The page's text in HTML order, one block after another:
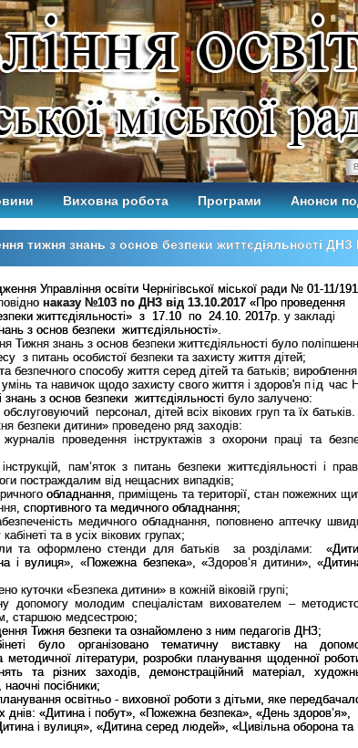
Виховна робота Програми Анонси
тижня знань з основ безпеки життєдіяльності
Управління освіти Чернігівської міської ради № 01-11/
наказу №103 по ДНЗ від 13.10.2017 «Про проведення
життєдіяльності» з 17.10 по 24.10. 2017р. у закладі
з основ безпеки життєдіяльності».
знань з основ безпеки життєдіяльності було
з питань особистої безпеки та захисту життя дітей;
безпечного способу життя серед дітей та батьків;
умінь та навичок щодо захисту свого життя і здоров'я під час
знань з основ безпеки життєдіяльності було залучено:
персонал, дітей всіх вікових груп та їх батьків.
безпеки дитини» проведено ряд заходів:
журналів проведення інструктажів з охорони праці та
пам’яток з питань безпеки життєдіяльності і
постраждалим від нещасних випадків;
обладнання, приміщень та території, стан пожежних
спортивного та медичного обладнання;
медичного обладнання, поповнено аптечку
та в усіх вікових групах;
та оформлено стенди для батьків за розділами: «
і вулиця», «Пожежна безпека», «Здоров’я дитини», «
куточки «Безпека дитини» в кожній віковій групі;
допомогу молодим спеціалістам вихователем –
старшою медсестрою;
Тижня безпеки та ознайомлено з ним педагогів ДНЗ;
було організовано тематичну виставку на
методичної літератури, розробки планування щоденної
та різних заходів, демонстраційний матеріал,
посібники;
освітньо - виховної роботи з дітьми, яке
днів: «Дитина і побут», «Пожежна безпека», «День здоров’я»,
і вулиця», «Дитина серед людей», «Цивільна оборона та